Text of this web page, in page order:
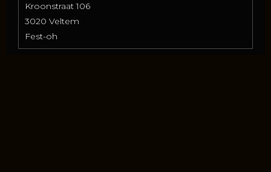
Kroonstraat 106
3020 Veltem
Fest-oh